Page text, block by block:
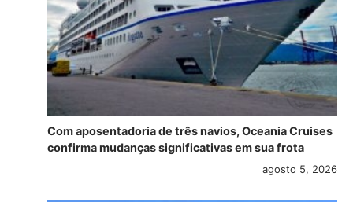
Com aposentadoria de três navios, Oceania Cruises
confirma mudanças significativas em sua frota
agosto 5, 2026